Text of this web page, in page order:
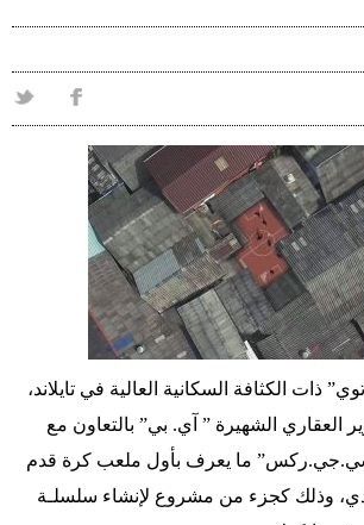
ذات الكثافة السكانية العالية في تايلاند،
العقاري الشهيرة ” آي. بي” بالتعاون مع
” سي.جي.ركس” ما يعرف بأول ملعب كرة قدم
وذلك كجزء من مشروع لإنشاء سلسلـة